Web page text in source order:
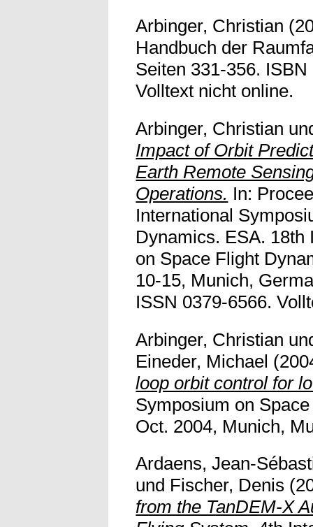
Arbinger, Christian
Handbuch der
Seiten 331-356.
Volltext nicht online.
Arbinger, Christian
Impact of Orbit
Earth Remote
Operations. In:
International
Dynamics. ESA.
on Space Flight
10-15, Munich,
ISSN 0379-6566.
Arbinger, Christian
Eineder, Michael
loop orbit control for
Symposium on
Oct. 2004, Munich,
Ardaens, Jean-
und Fischer, Denis
from the TanDEM-X